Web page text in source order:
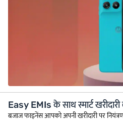
Easy EMIs के साथ स्मार्ट
बजाज फाइनेंस आपको अपनी खरीदारी पर